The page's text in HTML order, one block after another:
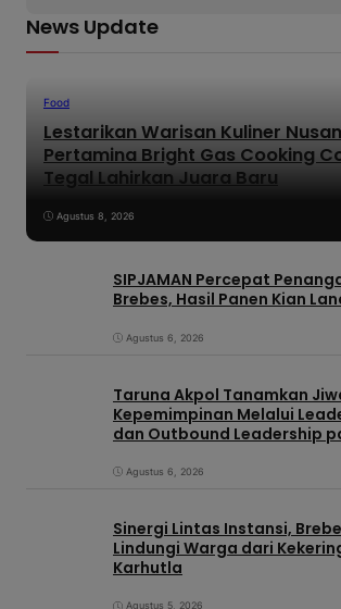
News Update
Food
Lestarikan Warisan Kuliner
Pertamina Bright Gas Cooking
Tegal Lahirkan Juara Baru
Agustus 8, 2026
SIPJAMAN Percepat
Brebes, Hasil Panen Kian
Agustus 6, 2026
Taruna Akpol Tanamkan
Kepemimpinan Melalui
dan Outbound Leadership
Agustus 6, 2026
Sinergi Lintas Instansi,
Lindungi Warga dari
Karhutla
Agustus 5, 2026